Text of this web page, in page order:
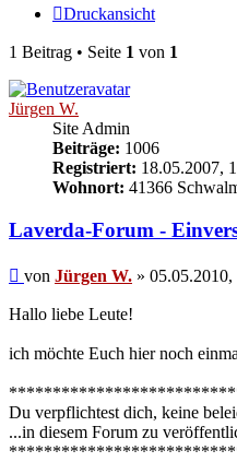
Druckansicht
1 Beitrag • Seite 1 von 1
Jürgen W.
Site Admin
Beiträge: 1006
Registriert: 18.05.2007,
Wohnort: 41366
Laverda-Forum -
Beitrag
von Jürgen W. » 05.05.2010,
Hallo liebe Leute!
ich möchte Euch hier noch
Du verpflichtest dich, keine
...in diesem Forum zu